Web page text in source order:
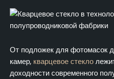
Какие отраслевые
полупроводниковым
Система принятия
стекла на
Заключение
От подложек для фотомасок
камер, кварцевое стекло
доходности современного